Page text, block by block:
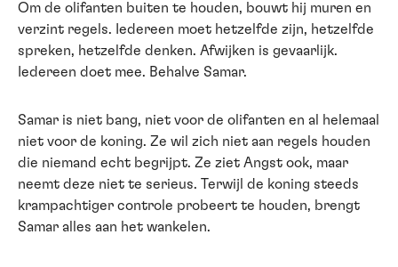
Om de olifanten buiten te houden, bouwt hij muren en
verzint regels. Iedereen moet hetzelfde zijn, hetzelfde
spreken, hetzelfde denken. Afwijken is gevaarlijk.
Iedereen doet mee. Behalve Samar.
Samar is niet bang, niet voor de olifanten en al helemaal
niet voor de koning. Ze wil zich niet aan regels houden
die niemand echt begrijpt. Ze ziet Angst ook, maar
neemt deze niet te serieus. Terwijl de koning steeds
krampachtiger controle probeert te houden, brengt
Samar alles aan het wankelen.